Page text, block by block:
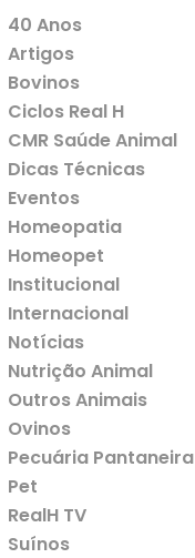
40 Anos
Artigos
Bovinos
Ciclos Real H
CMR Saúde Animal
Dicas Técnicas
Eventos
Homeopatia
Homeopet
Institucional
Internacional
Notícias
Nutrição Animal
Outros Animais
Ovinos
Pecuária Pantaneira
Pet
RealH TV
Suínos